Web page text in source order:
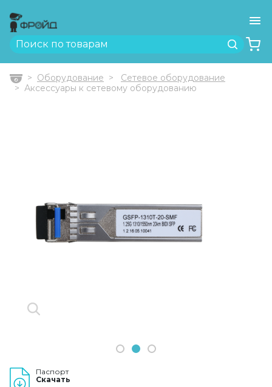
Найти
ГлавнаяОборудование
Сетевое оборудование
Аксессуары к сетевому оборудованию
Previous
1 2 3
Паспорт
Скачать